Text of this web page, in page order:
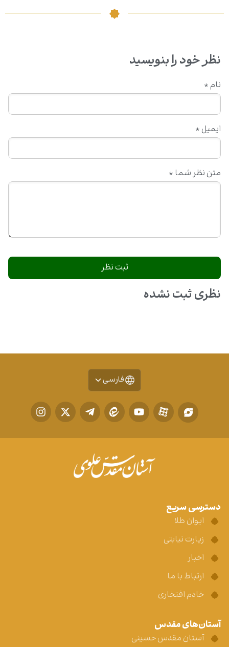
نظر خود را بنویسید
متن نظر شما *
نام *
ایمیل *
نظری ثبت نشده
فارسی
دسترسی سریع
ایوان طلا
زیارت نیابتی
اخبار
ارتباط با ما
خادم افتخاری
آستان‌های مقدس
آستان مقدس حسینی